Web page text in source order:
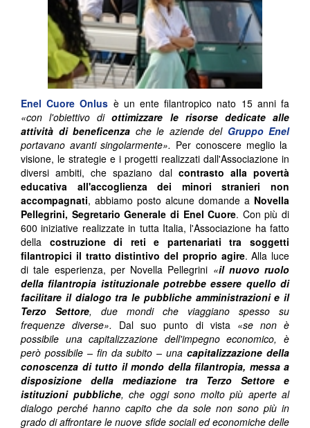
Enel Cuore Onlus è un ente filantropico nato 15 anni fa
«con l'obiettivo diottimizzare le risorse dedicate alle
attività di beneficenza che le aziende del Gruppo Enel
portavano avanti singolarmente». Per conoscere meglio la
visione, le strategie e i progetti realizzati dall'Associazione in
diversi ambiti, che spaziano dal contrasto alla povertà
educativa all'accoglienza dei minori stranieri non
accompagnati, abbiamo posto alcune domande a Novella
Pellegrini, Segretario Generale di Enel Cuore. Con più di
600 iniziative realizzate in tutta Italia, l'Associazione ha fatto
della costruzione di reti e partenariati tra soggetti
filantropici il tratto distintivo del proprio agire. Alla luce
di tale esperienza, per Novella Pellegrini «il nuovo ruolo
della filantropia istituzionale potrebbe essere quello di
facilitare il dialogo tra le pubbliche amministrazioni e il
Terzo Settore, due mondi che viaggiano spesso su
frequenze diverse». Dal suo punto di vista«se non è
possibile una capitalizzazione dell'impegno economico, è
però possibile – fin da subito – unacapitalizzazione della
conoscenza di tutto il mondo della filantropia, messa a
disposizione della mediazione tra Terzo Settore e
istituzioni pubbliche, che oggi sono molto più aperte al
dialogo perché hanno capito che da sole non sono più in
grado di affrontare le nuove sfide sociali ed economiche delle